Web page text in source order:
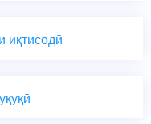
иқтисодӣ